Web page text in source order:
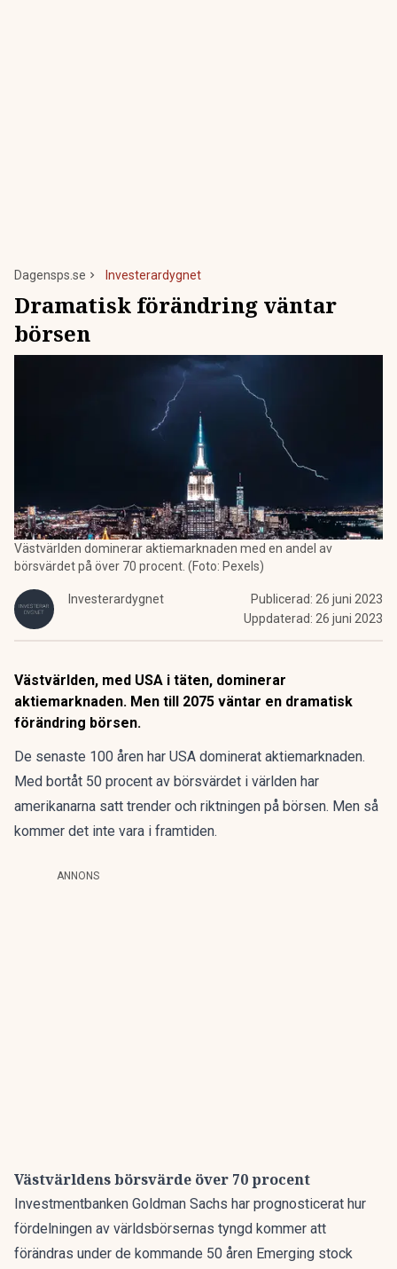
Dagensps.se Investerardygnet
Dramatisk förändring väntar
börsen
Västvärlden dominerar aktiemarknaden med en andel av
börsvärdet på över 70 procent. (Foto: Pexels)
Investerardygnet Publicerad: 26 juni 2023
Uppdaterad: 26 juni 2023
Västvärlden, med USA i täten, dominerar
aktiemarknaden. Men till 2075 väntar en dramatisk
förändring börsen.
De senaste 100 åren har USA dominerat aktiemarknaden.
Med bortåt 50 procent av börsvärdet i världen har
amerikanarna satt trender och riktningen på börsen. Men så
kommer det inte vara i framtiden.
ANNONS
Västvärldens börsvärde över 70 procent
Investmentbanken Goldman Sachs har prognosticerat hur
fördelningen av världsbörsernas tyngd kommer att
förändras under de kommande 50 åren Emerging stock